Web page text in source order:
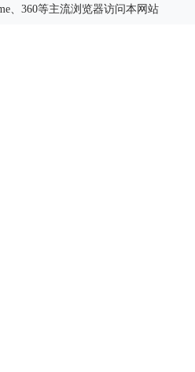
、360等主流浏览器访问本网站